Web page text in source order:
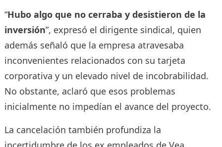
“Hubo algo que no cerraba y desistieron de la
inversión”, expresó el dirigente sindical, quien
además señaló que la empresa atravesaba
inconvenientes relacionados con su tarjeta
corporativa y un elevado nivel de incobrabilidad.
No obstante, aclaró que esos problemas
inicialmente no impedían el avance del proyecto.
La cancelación también profundiza la